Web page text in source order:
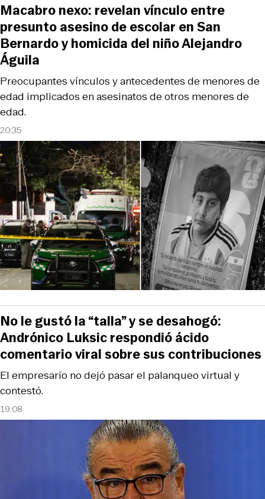
20:35
Preocupantes vínculos y antecedentes de menores de
edad implicados en asesinatos de otros menores de
edad.
Macabro nexo: revelan vínculo entre
presunto asesino de escolar en San
Bernardo y homicida del niño Alejandro
Águila
19:08
El empresario no dejó pasar el palanqueo virtual y
contestó.
No le gustó la “talla” y se desahogó:
Andrónico Luksic respondió ácido
comentario viral sobre sus contribuciones